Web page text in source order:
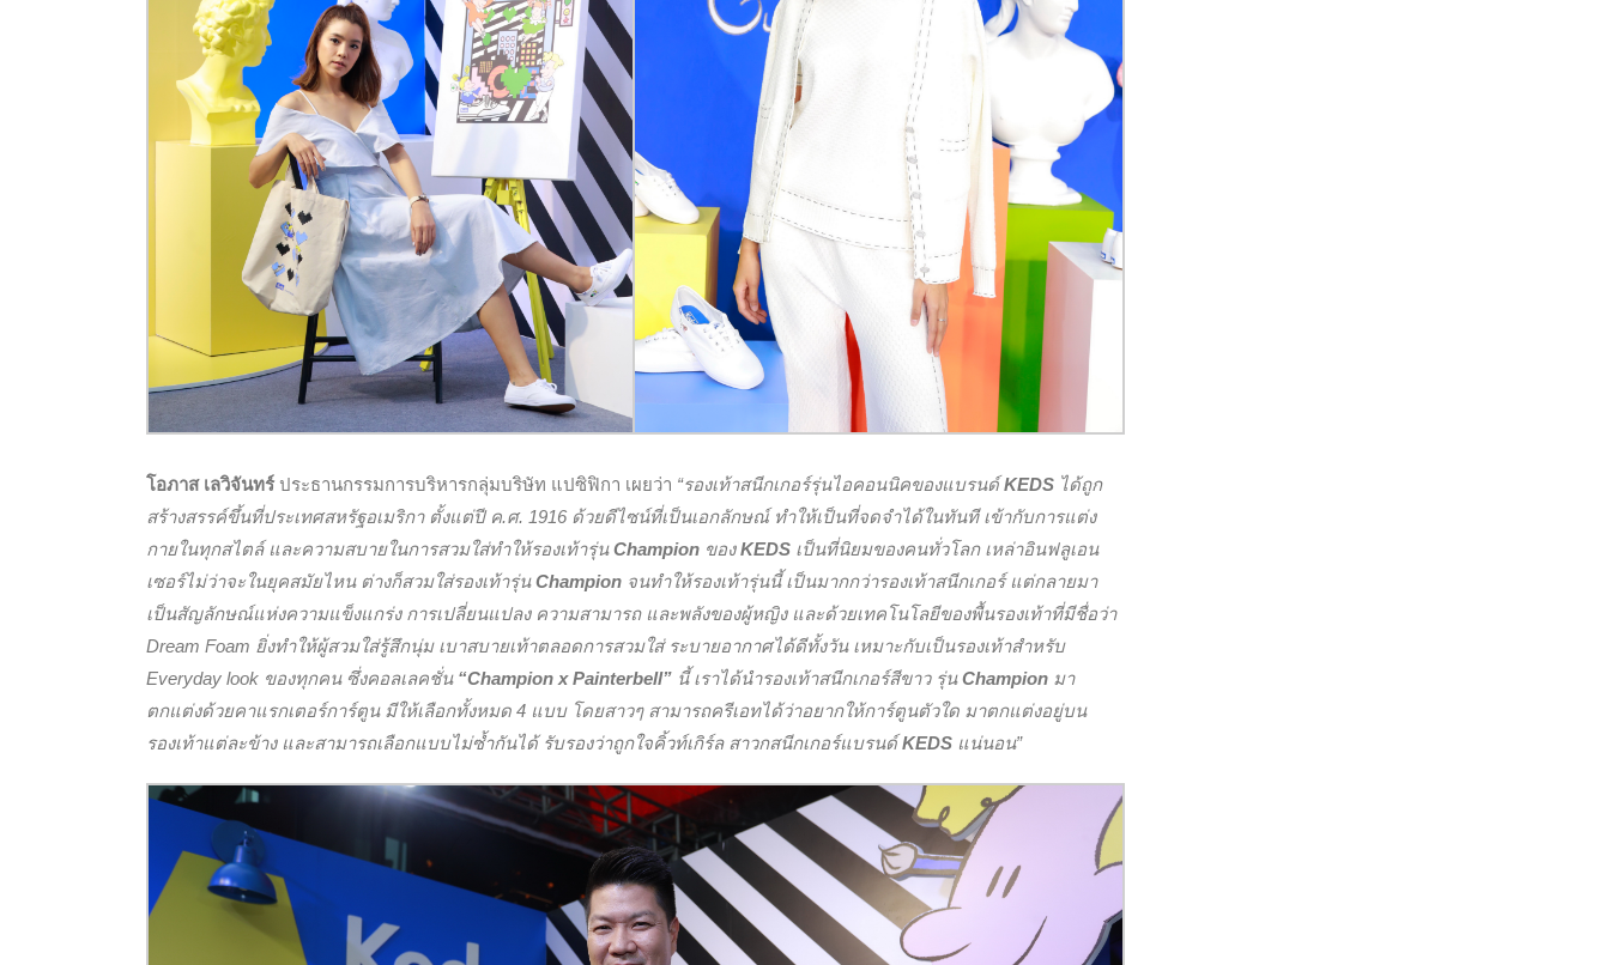
โอภาส เลวิจันทร์ประธานกรรมการบริหารกลุ่มบริษัท แปซิฟิกา เผยว่า “รองเท้าสนีกเกอร์รุ่นไอคอนนิคของแบรนด์KEDS ได้ถูก
สร้างสรรค์ขึ้นที่ประเทศสหรัฐอเมริกา ตั้งแต่ปี ค.ศ. 1916 ด้วยดีไซน์ที่เป็นเอกลักษณ์ ทำให้เป็นที่จดจำได้ในทันที เข้ากับการแต่ง
กายในทุกสไตล์ และความสบายในการสวมใส่ทำให้รองเท้ารุ่นChampion ของKEDS เป็นที่นิยมของคนทั่วโลก เหล่าอินฟลูเอน
เซอร์ไม่ว่าจะในยุคสมัยไหน ต่างก็สวมใส่รองเท้ารุ่นChampion จนทำให้รองเท้ารุ่นนี้ เป็นมากกว่ารองเท้าสนีกเกอร์ แต่กลายมา
เป็นสัญลักษณ์แห่งความแข็งแกร่ง การเปลี่ยนแปลง ความสามารถ และพลังของผู้หญิง และด้วยเทคโนโลยีของพื้นรองเท้าที่มีชื่อว่า
Dream Foam ยิ่งทำให้ผู้สวมใส่รู้สึกนุ่ม เบาสบายเท้าตลอดการสวมใส่ ระบายอากาศได้ดีทั้งวัน เหมาะกับเป็นรองเท้าสำหรับ
Everyday look ของทุกคน ซึ่งคอลเลคชั่น “Champion x Painterbell” นี้ เราได้นำรองเท้าสนีกเกอร์สีขาว รุ่นChampion มา
ตกแต่งด้วยคาแรกเตอร์การ์ตูน มีให้เลือกทั้งหมด 4 แบบ โดยสาวๆ สามารถครีเอทได้ว่าอยากให้การ์ตูนตัวใด มาตกแต่งอยู่บน
รองเท้าแต่ละข้าง และสามารถเลือกแบบไม่ซ้ำกันได้ รับรองว่าถูกใจคิ้วท์เกิร์ล สาวกสนีกเกอร์แบรนด์KEDS แน่นอน”